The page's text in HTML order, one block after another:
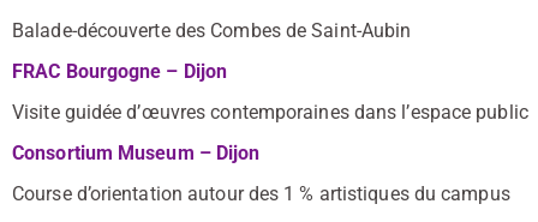
Balade-découverte des Combes de Saint-Aubin
FRAC Bourgogne – Dijon
Visite guidée d’œuvres contemporaines dans l’espace public
Consortium Museum – Dijon
Course d’orientation autour des 1 % artistiques du campus